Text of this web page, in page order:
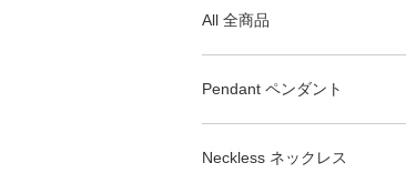
All 全商品
Pendant ペンダント
Neckless ネックレス